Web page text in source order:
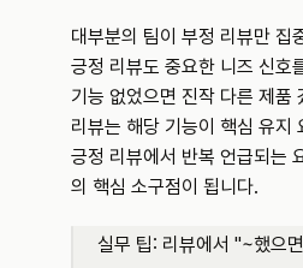
대부분의 팀이 부정 리뷰만 집
긍정 리뷰도 중요한 니즈 신호
기능 없었으면 진작 다른 제품
리뷰는 해당 기능이 핵심 유지
긍정 리뷰에서 반복 언급되는
의 핵심 소구점이 됩니다.
실무 팁: 리뷰에서 "~했으